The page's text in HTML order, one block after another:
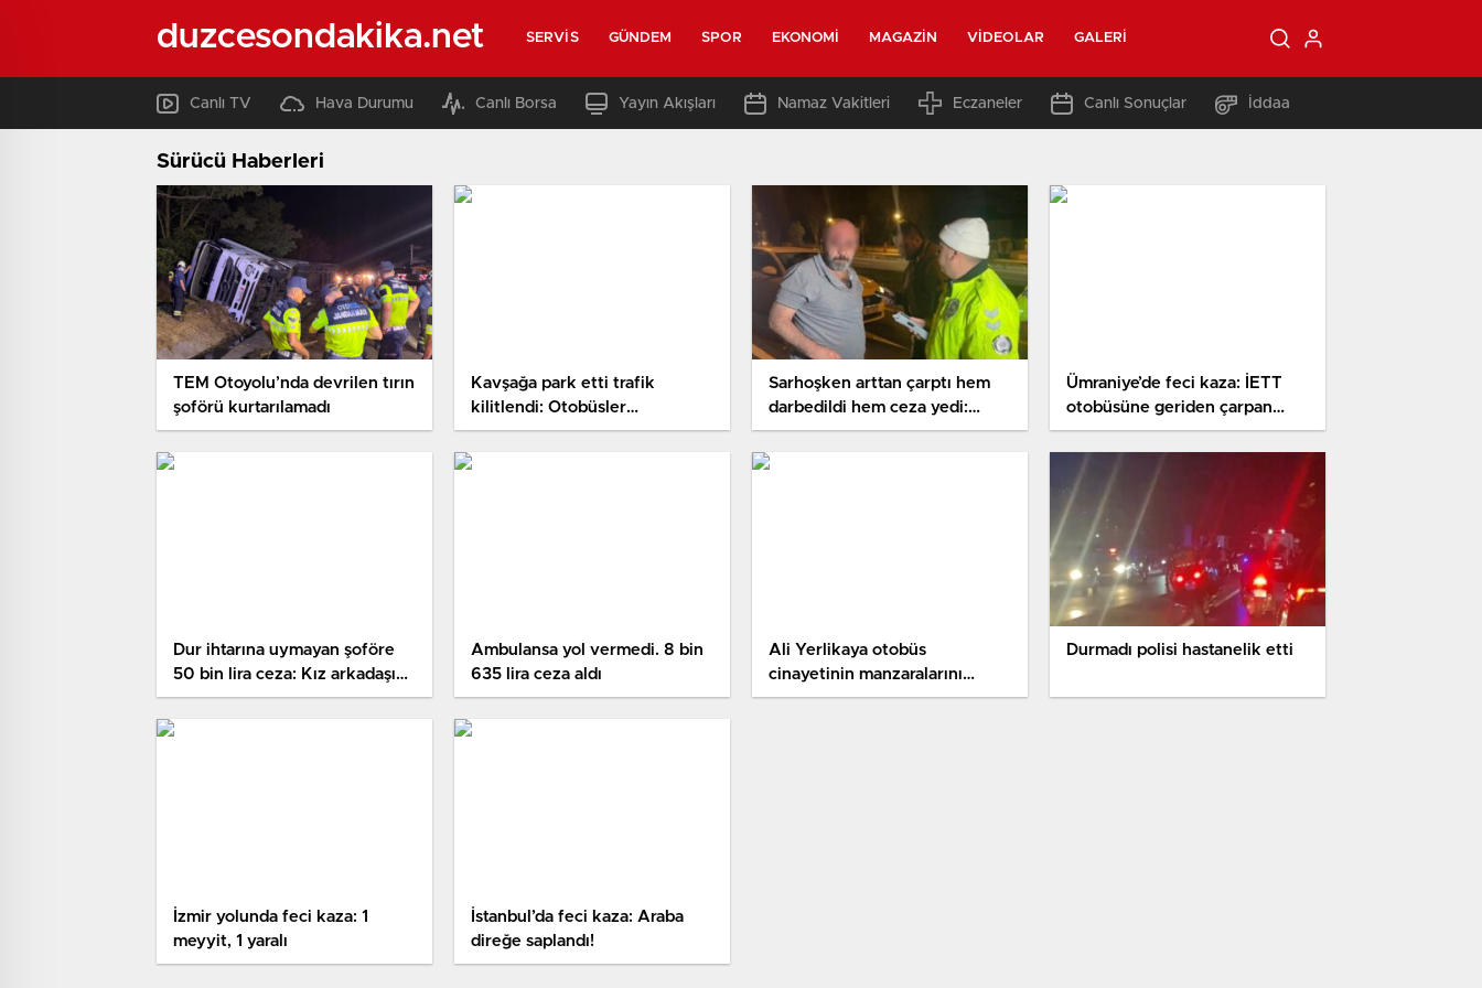
duzcesondakika.net SERVIS GÜNDEM SPOR EKONOMI MAGAZIN VIDEOLAR GALERI
Canlı TV Hava Durumu Canlı Borsa Yayın Akışları Namaz Vakitleri Eczaneler Canlı Sonuçlar İddaa
Sürücü Haberleri
TEM Otoyolu’nda devrilen tırın
şoförü kurtarılamadı
Kavşağa park etti trafik
kilitlendi: Otobüsler
ilerleyemedi!
Sarhoşken arttan çarptı hem
darbedildi hem ceza yedi:
Ehliyetine de el konuldu
Ümraniye’de feci kaza: İETT
otobüsüne geriden çarpan
araba hurdaya döndü
Dur ihtarına uymayan şoföre
50 bin lira ceza: Kız arkadaşına
sarılıp ağladı
Ambulansa yol vermedi. 8 bin
635 lira ceza aldı
Ali Yerlikaya otobüs
cinayetinin manzaralarını
paylaştı. Seyahate gidenleri
Durmadı polisi hastanelik etti
İzmir yolunda feci kaza: 1
meyyit, 1 yaralı
İstanbul’da feci kaza: Araba
direğe saplandı!